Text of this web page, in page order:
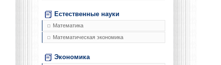
Естественные науки
Математика
Математическая экономика
Экономика